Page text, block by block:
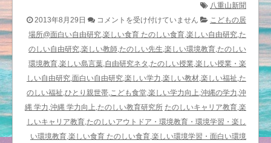
八重山新聞
2013年8月29日
楽
し
い
福
祉
＆
教
育
＝
コメントを受け付けていません
こどもの居
場所@面白い自由研究,楽しい食育 たのしい食育,楽しい自由研究,た
のしい自由研究,楽しい教師,たのしい先生,楽しい環境教育,たのしい
環境教育,楽しい島言葉,自由研究ネタ,たのしい授業,楽しい授業・楽
しい自由研究,面白い自由研究,楽しい学力,楽しい教材,楽しい福祉,た
のしい福祉,ひとり親世帯,こども食堂,楽しい学力向上,沖縄の学力,沖
縄 学力,沖縄 学力向上,たのしい教育研究所 たのしいキャリア教育,楽
しいキャリア教育,たのしいアウトドア・環境教育・環境学習・楽し
い環境教育,楽しい食育 たのしい食育,楽しい環境学習・面白い環境